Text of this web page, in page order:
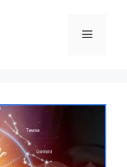
Meniu